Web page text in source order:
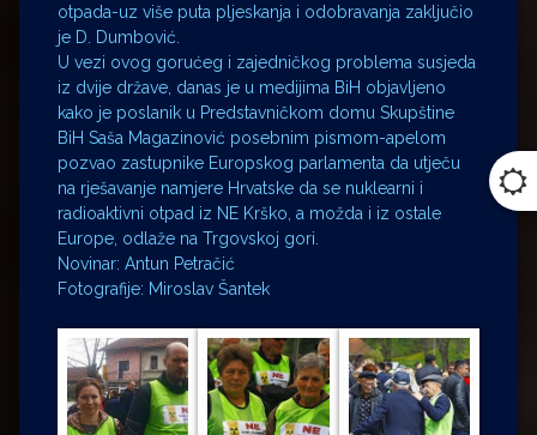
otpada-uz više puta pljeskanja i odobravanja zaključio
je D. Dumbović.
U vezi ovog gorućeg i zajedničkog problema susjeda
iz dvije države, danas je u medijima BiH objavljeno
kako je poslanik u Predstavničkom domu Skupštine
BiH Saša Magazinović posebnim pismom-apelom
pozvao zastupnike Europskog parlamenta da utječu
na rješavanje namjere Hrvatske da se nuklearni i
radioaktivni otpad iz NE Krško, a možda i iz ostale
Europe, odlaže na Trgovskoj gori.
Novinar: Antun Petračić
Fotografije: Miroslav Šantek